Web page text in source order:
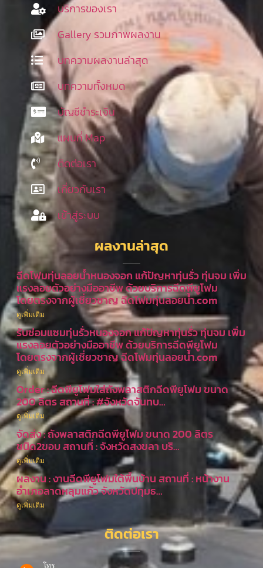
บริการของเรา
Gallery รวมภาพผลงาน
บทความผลงานล่าสุด
บทความทั้งหมด
บัญชีชำระเงิน
แผนที่ Map
ติดต่อเรา
เกี่ยวกับเรา
เข้าสู่ระบบ
ผลงานล่าสุด
ฉีดโฟมทุ่นลอยน้ำหนองจอก แก้ปัญหาทุ่นรั่ว ทุ่นจม เพิ่ม
แรงลอยตัวอย่างมืออาชีพ ด้วยบริการฉีดพียูโฟม
โดยตรงจากผู้เชี่ยวชาญ ฉีดโฟมทุ่นลอยน้ำ.com
ดูเพิ่มเติม
รับซ่อมแซมทุ่นรั่วหนองจอก แก้ปัญหาทุ่นรั่ว ทุ่นจม เพิ่ม
แรงลอยตัวอย่างมืออาชีพ ด้วยบริการฉีดพียูโฟม
โดยตรงจากผู้เชี่ยวชาญ ฉีดโฟมทุ่นลอยน้ำ.com
ดูเพิ่มเติม
Order : ฉีดพียูโฟมใส่ถังพลาสติกฉีดพียูโฟม ขนาด
200 ลิตร สถานที่ : #จังหวัดจันทบ…
ดูเพิ่มเติม
จัดส่ง : ถังพลาสติกฉีดพียูโฟม ขนาด 200 ลิตร
ชนิด2ขอบ สถานที่ : จังหวัดสงขลา บริ…
ดูเพิ่มเติม
ผลงาน : งานฉีดพียูโฟมใต้พื้นบ้าน สถานที่ : หน้างาน
อำเภอลาดหลุมแก้ว จังหวัดปทุมธ…
ดูเพิ่มเติม
ติดต่อเรา
โทร